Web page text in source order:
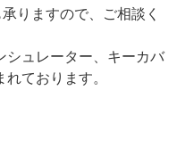
りますので、ご相談く
ュレーター、キーカバ
ております。